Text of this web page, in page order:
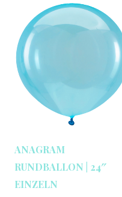
ANAGRAM
RUNDBALLON | 24″
EINZELN